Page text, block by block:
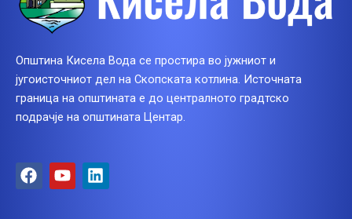
Општина Кисела Вода се простира во јужниот и
југоисточниот дел на Скопската котлина. Источната
граница на општината е до централното градтско
подрачје на општината Центар.
F
a
Y
o
L
i